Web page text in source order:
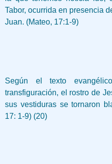
Tabor, ocurrida en presencia
Juan. (Mateo, 17:1-9)
Según el texto
transfiguración, el rostro de
sus vestiduras se tornaron
17: 1-9) (20)